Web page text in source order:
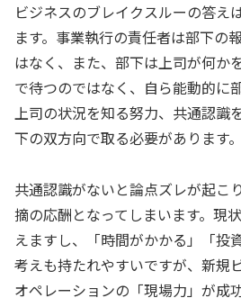
ビジネスのブレイクスルーの答え
ます。事業執行の責任者は部下の
はなく、また、部下は上司が何か
で待つのではなく、自ら能動的に
上司の状況を知る努力、共通認識
下の双方向で取る必要があります。
共通認識がないと論点ズレが起こ
摘の応酬となってしまいます。現
えますし、「時間がかかる」「投
考えも持たれやすいですが、新規
オペレーションの「現場力」が成